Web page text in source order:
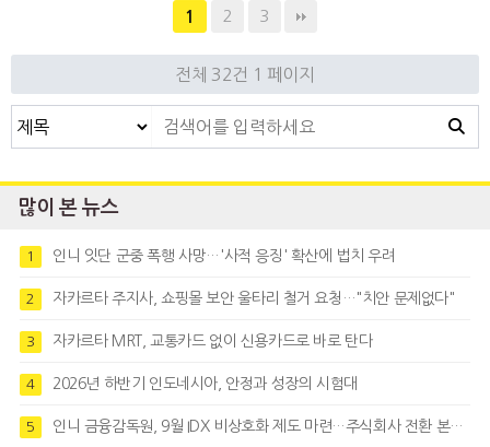
Oil) 법인이 소재한 지역으로, 법인을 운영하
기 시작한 2011년부터 지역 내
1 2 3
전체 32건 1 페이지
많이 본 뉴스
1 인니 잇단 군중 폭행 사망…'사적 응징' 확산에 법치 우려
2 자카르타 주지사, 쇼핑몰 보안 울타리 철거 요청…"치안 문제없다"
3 자카르타 MRT, 교통카드 없이 신용카드로 바로 탄다
4 2026년 하반기 인도네시아, 안정과 성장의 시험대
5 인니 금융감독원, 9월 IDX 비상호화 제도 마련…주식회사 전환 본격화